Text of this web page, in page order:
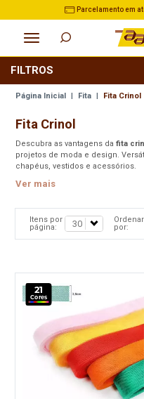
Página Inicial | Fita | Fita Crinol
FILTROS
Fita Crinol
Descubra as vantagens dafita
projetos de moda e design.
chapéus, vestidos e acessórios.
Ver mais
Itens por
página:
Ordenar
por:
21
Cores